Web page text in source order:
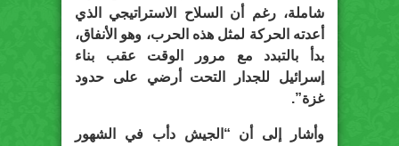
شاملة، رغم أن السلاح الاستراتيجي الذي
أعدته الحركة لمثل هذه الحرب، وهو الأنفاق،
بدأ بالتبدد مع مرور الوقت عقب بناء
إسرائيل للجدار التحت أرضي على حدود
غزة”.
وأشار إلى أن “الجيش دأب في الشهور